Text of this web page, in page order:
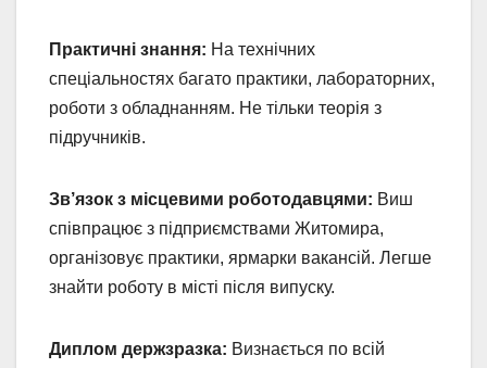
Практичні знання: На технічних
спеціальностях багато практики, лабораторних,
роботи з обладнанням. Не тільки теорія з
підручників.
Зв’язок з місцевими роботодавцями: Виш
співпрацює з підприємствами Житомира,
організовує практики, ярмарки вакансій. Легше
знайти роботу в місті після випуску.
Диплом держзразка: Визнається по всій